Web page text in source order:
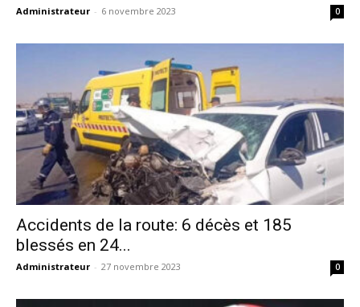
Administrateur - 6 novembre 2023 0
Accidents de la route: 6 décès et 185
blessés en 24...
Administrateur - 27 novembre 2023 0